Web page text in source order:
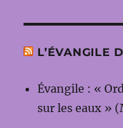
L’ÉVANGILE
Évangile : «
sur les eaux »